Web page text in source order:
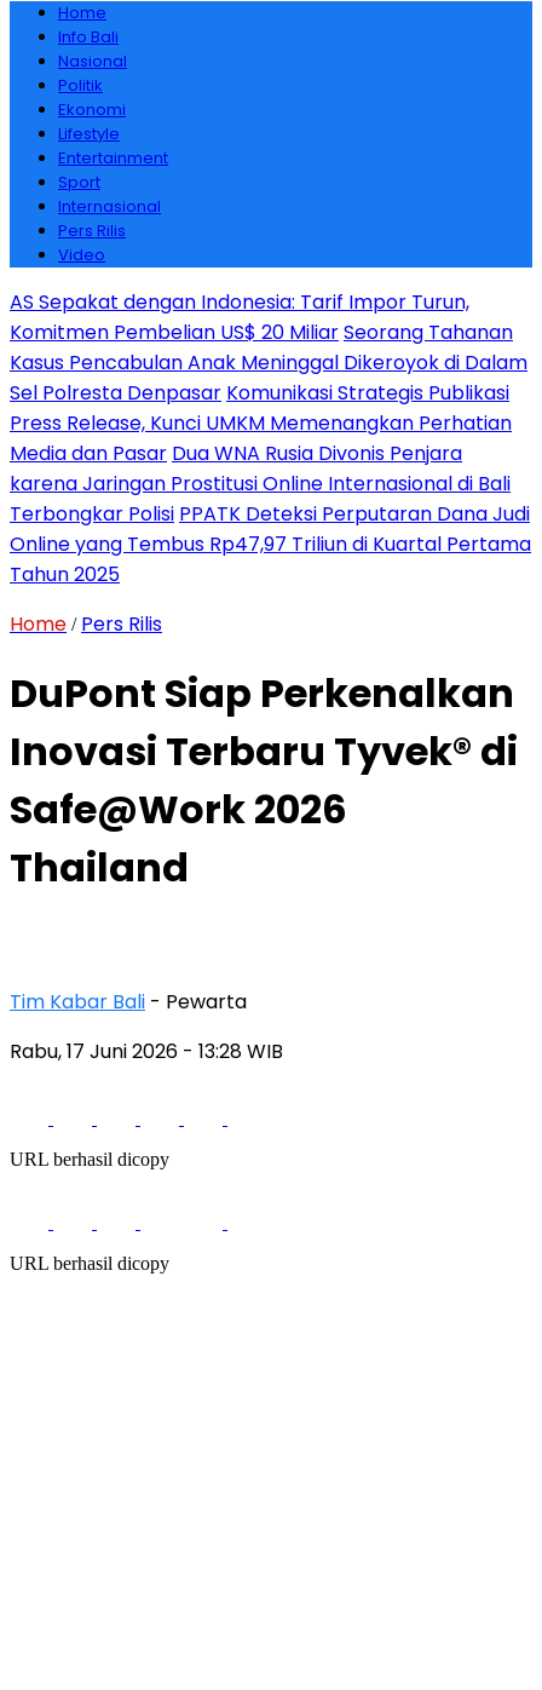
Home
Info Bali
Nasional
Politik
Ekonomi
Lifestyle
Entertainment
Sport
Internasional
Pers Rilis
Video
AS Sepakat dengan Indonesia: Tarif Impor Turun,
Komitmen Pembelian US$ 20 MiliarSeorang Tahanan
Kasus Pencabulan Anak Meninggal Dikeroyok di Dalam
Sel Polresta Denpasar Komunikasi Strategis Publikasi
Press Release, Kunci UMKM Memenangkan Perhatian
Media dan Pasar Dua WNA Rusia Divonis Penjara
karena Jaringan Prostitusi Online Internasional di Bali
Terbongkar Polisi PPATK Deteksi Perputaran Dana Judi
Online yang Tembus Rp47,97 Triliun di Kuartal Pertama
Tahun 2025
Home / Pers Rilis
DuPont Siap Perkenalkan
Inovasi Terbaru Tyvek® di
Safe@Work 2026
Thailand
Tim Kabar Bali - Pewarta
Rabu, 17 Juni 2026 - 13:28 WIB
URL berhasil dicopy
URL berhasil dicopy